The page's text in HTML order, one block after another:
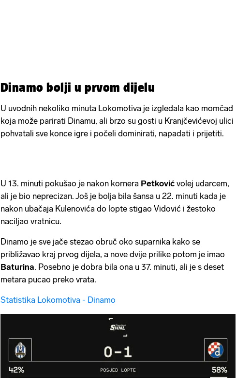
Dinamo bolji u prvom dijelu
U uvodnih nekoliko minuta Lokomotiva je izgledala kao momčad
koja može parirati Dinamu, ali brzo su gosti u Kranjčevićevoj ulici
pohvatali sve konce igre i počeli dominirati, napadati i prijetiti.
U 13. minuti pokušao je nakon kornera Petković volej udarcem,
ali je bio neprecizan. Još je bolja bila šansa u 22. minuti kada je
nakon ubačaja Kulenovića do lopte stigao Vidović i žestoko
naciljao vratnicu.
Dinamo je sve jače stezao obruč oko suparnika kako se
približavao kraj prvog dijela, a nove dvije prilike potom je imao
Baturina. Posebno je dobra bila ona u 37. minuti, ali je s deset
metara pucao preko vrata.
Statistika Lokomotiva - Dinamo